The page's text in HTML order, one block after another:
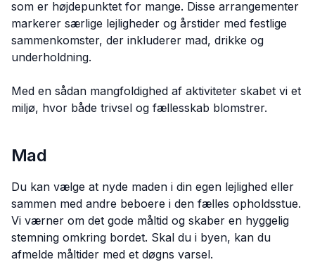
som er højdepunktet for mange. Disse arrangementer
markerer særlige lejligheder og årstider med festlige
sammenkomster, der inkluderer mad, drikke og
underholdning.
Med en sådan mangfoldighed af aktiviteter skabet vi et
miljø, hvor både trivsel og fællesskab blomstrer.
Mad
Du kan vælge at nyde maden i din egen lejlighed eller
sammen med andre beboere i den fælles opholdsstue.
Vi værner om det gode måltid og skaber en hyggelig
stemning omkring bordet. Skal du i byen, kan du
afmelde måltider med et døgns varsel.